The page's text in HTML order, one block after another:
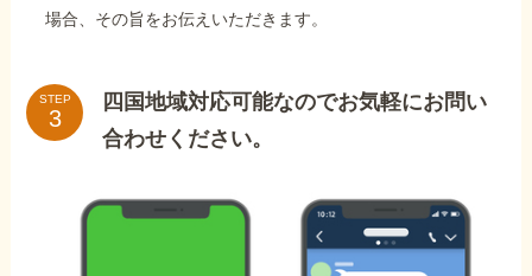
場合、その旨をお伝えいただきます。
STEP
四国地域対応可能なのでお気軽にお問い
合わせください。